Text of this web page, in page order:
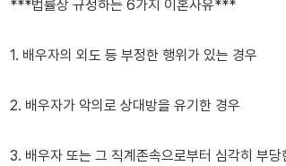
***법률상 규정하는 6가지 이혼사유***
1. 배우자의 외도 등 부정한 행위가 있는 경우
2. 배우자가 악의로 상대방을 유기한 경우
3. 배우자 또는 그 직계존속으로부터 심각히 부당